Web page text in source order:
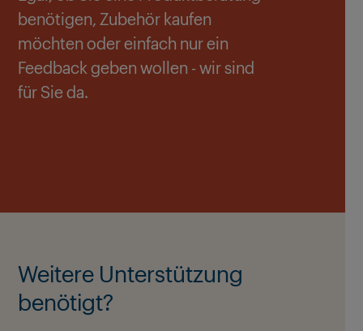
benötigen, Zubehör kaufen
möchten oder einfach nur ein
Feedback geben wollen - wir sind
für Sie da.
Weitere Unterstützung
benötigt?